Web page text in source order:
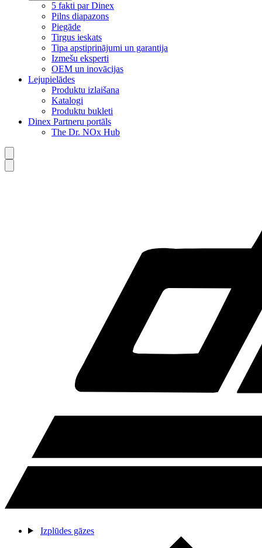
5 fakti par Dinex
Pilns diapazons
Piegāde
Tirgus ieskats
Tipa apstiprinājumi un garantija
Izmešu eksperti
OEM un inovācijas
Lejupielādes
Produktu izlaišana
Katalogi
Produktu bukleti
Dinex Partneru portāls
The Dr. NOx Hub
Izplūdes gāzes